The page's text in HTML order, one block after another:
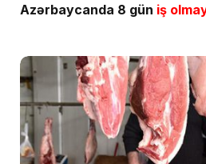
Azərbaycanda 8 gün iş